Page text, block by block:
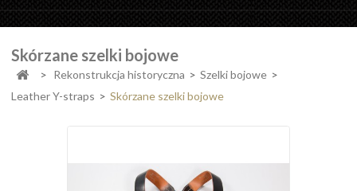
Skórzane szelki bojowe
> Rekonstrukcja historyczna > Szelki bojowe >
Leather Y-straps > Skórzane szelki bojowe